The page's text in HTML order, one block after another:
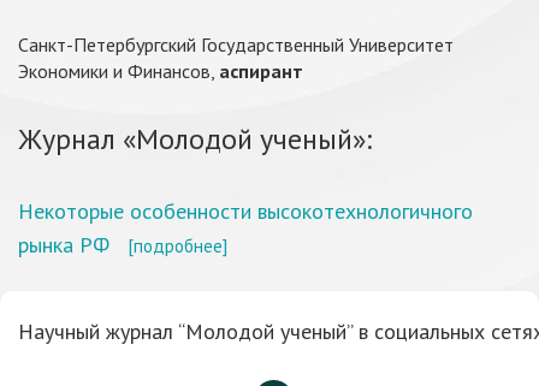
Санкт-Петербургский Государственный Университет
Экономики и Финансов, аспирант
Журнал «Молодой ученый»:
Некоторые особенности высокотехнологичного
рынка РФ
[подробнее]
Научный журнал “Молодой ученый” в социальных